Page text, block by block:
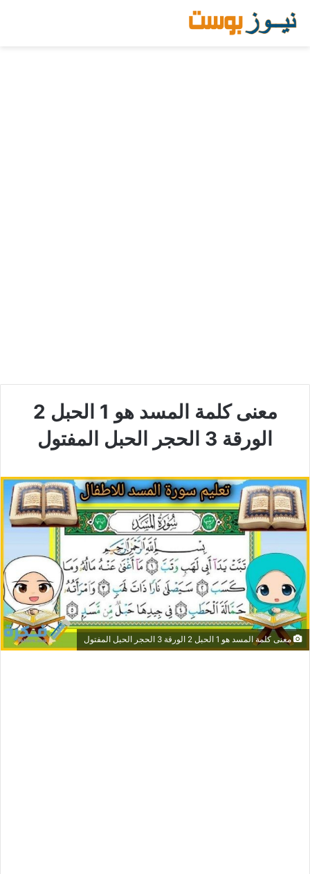
معنى كلمة المسد هو 1 الحبل 2
الورقة 3 الحجر الحبل المفتول
معنى كلمة المسد هو 1 الحبل 2 الورقة 3 الحجر الحبل المفتول